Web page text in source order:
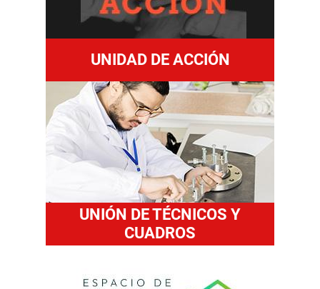
UNIDAD DE ACCIÓN
UNIÓN DE TÉCNICOS Y
CUADROS